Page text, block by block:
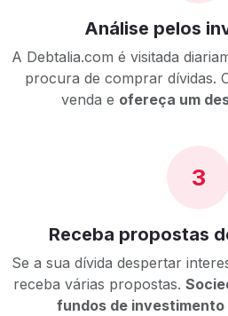
Análise pelos
A Debtalia.com é visitada
procura de comprar dívidas.
venda e ofereça um
3
Receba propostas
Se a sua dívida despertar
receba várias propostas.
fundos de investimento